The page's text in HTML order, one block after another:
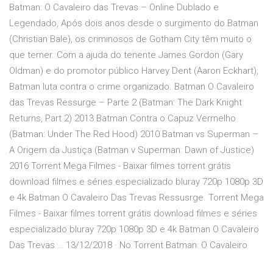
Batman: O Cavaleiro das Trevas – Online Dublado e
Legendado, Após dois anos desde o surgimento do Batman
(Christian Bale), os criminosos de Gotham City têm muito o
que temer. Com a ajuda do tenente James Gordon (Gary
Oldman) e do promotor público Harvey Dent (Aaron Eckhart),
Batman luta contra o crime organizado. Batman O Cavaleiro
das Trevas Ressurge – Parte 2 (Batman: The Dark Knight
Returns, Part 2) 2013 Batman Contra o Capuz Vermelho
(Batman: Under The Red Hood) 2010 Batman vs Superman –
A Origem da Justiça (Batman v Superman: Dawn of Justice)
2016 Torrent Mega Filmes - Baixar filmes torrent grátis
download filmes e séries especializado bluray 720p 1080p 3D
e 4k Batman O Cavaleiro Das Trevas Ressusrge. Torrent Mega
Filmes - Baixar filmes torrent grátis download filmes e séries
especializado bluray 720p 1080p 3D e 4k Batman O Cavaleiro
Das Trevas … 13/12/2018 · No Torrent Batman: O Cavaleiro